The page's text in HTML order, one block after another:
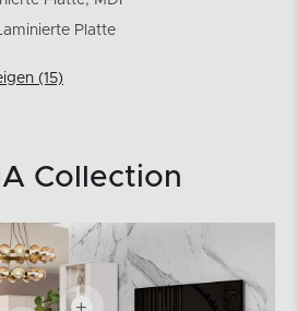
Platte
(15)
Collection